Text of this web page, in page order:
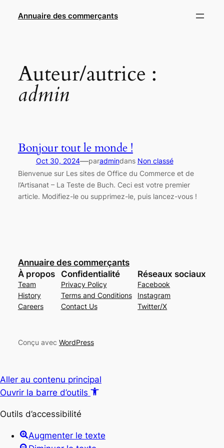
Annuaire des commerçants
Auteur/autrice :
admin
Bonjour tout le monde !
Oct 30, 2024—paradmindans Non classé
Bienvenue sur Les sites de Office du Commerce et de
l’Artisanat – La Teste de Buch. Ceci est votre premier
article. Modifiez-le ou supprimez-le, puis lancez-vous !
Annuaire des commerçants
À propos
Team
History
Careers
Confidentialité
Privacy Policy
Terms and Conditions
Contact Us
Réseaux sociaux
Facebook
Instagram
Twitter/X
Conçu avec WordPress
Aller au contenu principal
Ouvrir la barre d’outils
Outils d’accessibilité
Augmenter le texte